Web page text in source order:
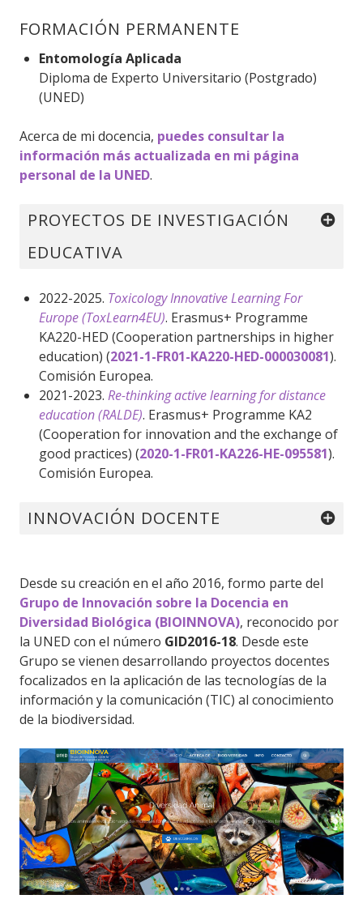
FORMACIÓN PERMANENTE
Entomología Aplicada
Diploma de Experto Universitario (Postgrado)
(UNED)
Acerca de mi docencia, puedes consultar la
información más actualizada en mi página
personal de la UNED.
PROYECTOS DE INVESTIGACIÓN
EDUCATIVA
2022-2025. Toxicology Innovative Learning For
Europe (ToxLearn4EU). Erasmus+ Programme
KA220-HED (Cooperation partnerships in higher
education) (2021-1-FR01-KA220-HED-000030081).
Comisión Europea.
2021-2023. Re-thinking active learning for distance
education (RALDE). Erasmus+ Programme KA2
(Cooperation for innovation and the exchange of
good practices) (2020-1-FR01-KA226-HE-095581).
Comisión Europea.
INNOVACIÓN DOCENTE
Desde su creación en el año 2016, formo parte del
Grupo de Innovación sobre la Docencia en
Diversidad Biológica (BIOINNOVA), reconocido por
la UNED con el número GID2016-18. Desde este
Grupo se vienen desarrollando proyectos docentes
focalizados en la aplicación de las tecnologías de la
información y la comunicación (TIC) al conocimiento
de la biodiversidad.